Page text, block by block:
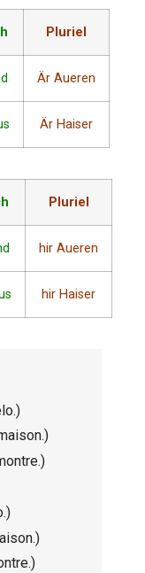
Pluriel
Är Aueren
Är Haiser
Pluriel
hir Aueren
hir Haiser